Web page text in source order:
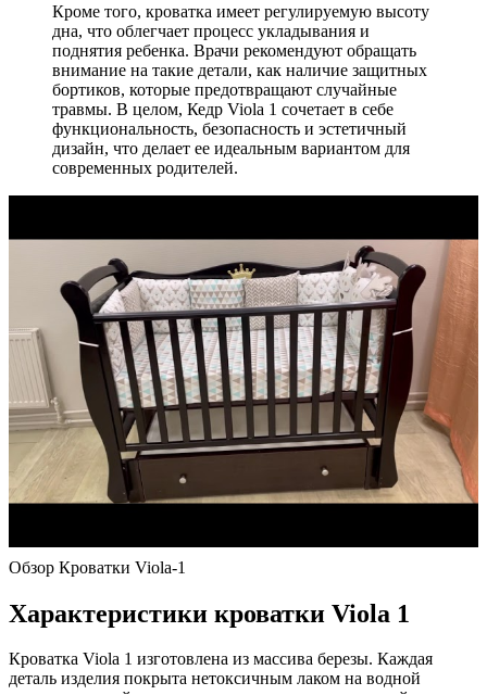
Кроме того, кроватка имеет регулируемую высоту
дна, что облегчает процесс укладывания и
поднятия ребенка. Врачи рекомендуют обращать
внимание на такие детали, как наличие защитных
бортиков, которые предотвращают случайные
травмы. В целом, Кедр Viola 1 сочетает в себе
функциональность, безопасность и эстетичный
дизайн, что делает ее идеальным вариантом для
современных родителей.
Обзор Кроватки Viola-1
Характеристики кроватки Viola 1
Кроватка Viola 1 изготовлена из массива березы. Каждая
деталь изделия покрыта нетоксичным лаком на водной